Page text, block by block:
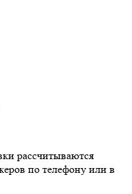
рассчитываются
по телефону или в